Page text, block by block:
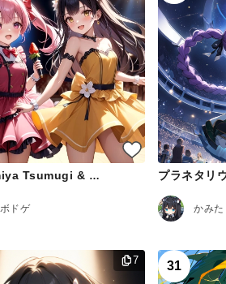
Ichigomiya Tsumugi & Kirasaka Mirai
ドゲ かみた
7 31